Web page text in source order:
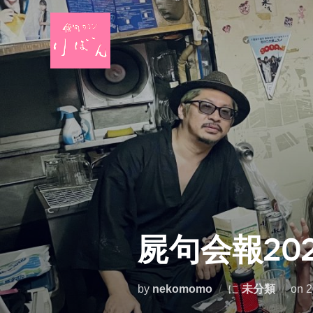
コ
ン
テ
キ
プ
屍句会報
by nekomomo に未分類 on